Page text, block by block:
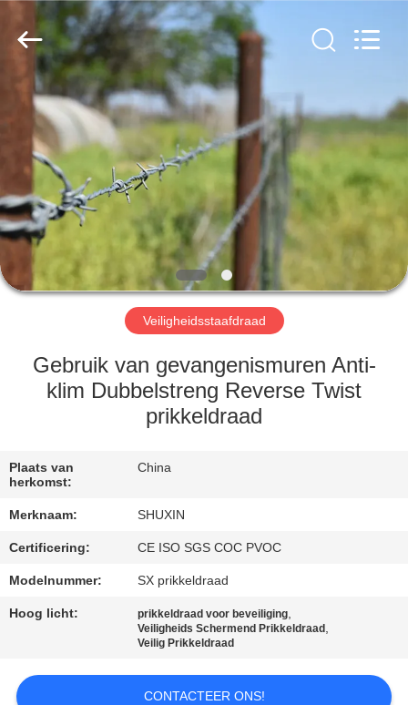
THUIS
PRODUCTEN
OVER
ONS
FABRIEKSTOCHT
KWALITEITSCONTROLE
MET
ONS
NIEUWS
OFFERTE
AANVRAGEN
Ltd..
Reserved.
Veiligheidsstaafdraad
Gebruik van gevangenismuren Anti-
klim Dubbelstreng Reverse Twist
prikkeldraad
Plaats van
herkomst:
China
Merknaam: SHUXIN
Certificering: CE ISO SGS COC PVOC
Modelnummer: SX prikkeldraad
Hoog licht: prikkeldraad voor beveiliging,
Veiligheids Schermend Prikkeldraad ,
Veilig Prikkeldraad
CONTACTEER ONS!